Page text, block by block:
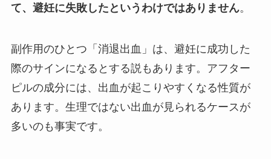
て、避妊に失敗したというわけではありません。
副作用のひとつ「消退出血」は、避妊に成功した
際のサインになるとする説もあります。アフター
ピルの成分には、出血が起こりやすくなる性質が
あります。生理ではない出血が見られるケースが
多いのも事実です。